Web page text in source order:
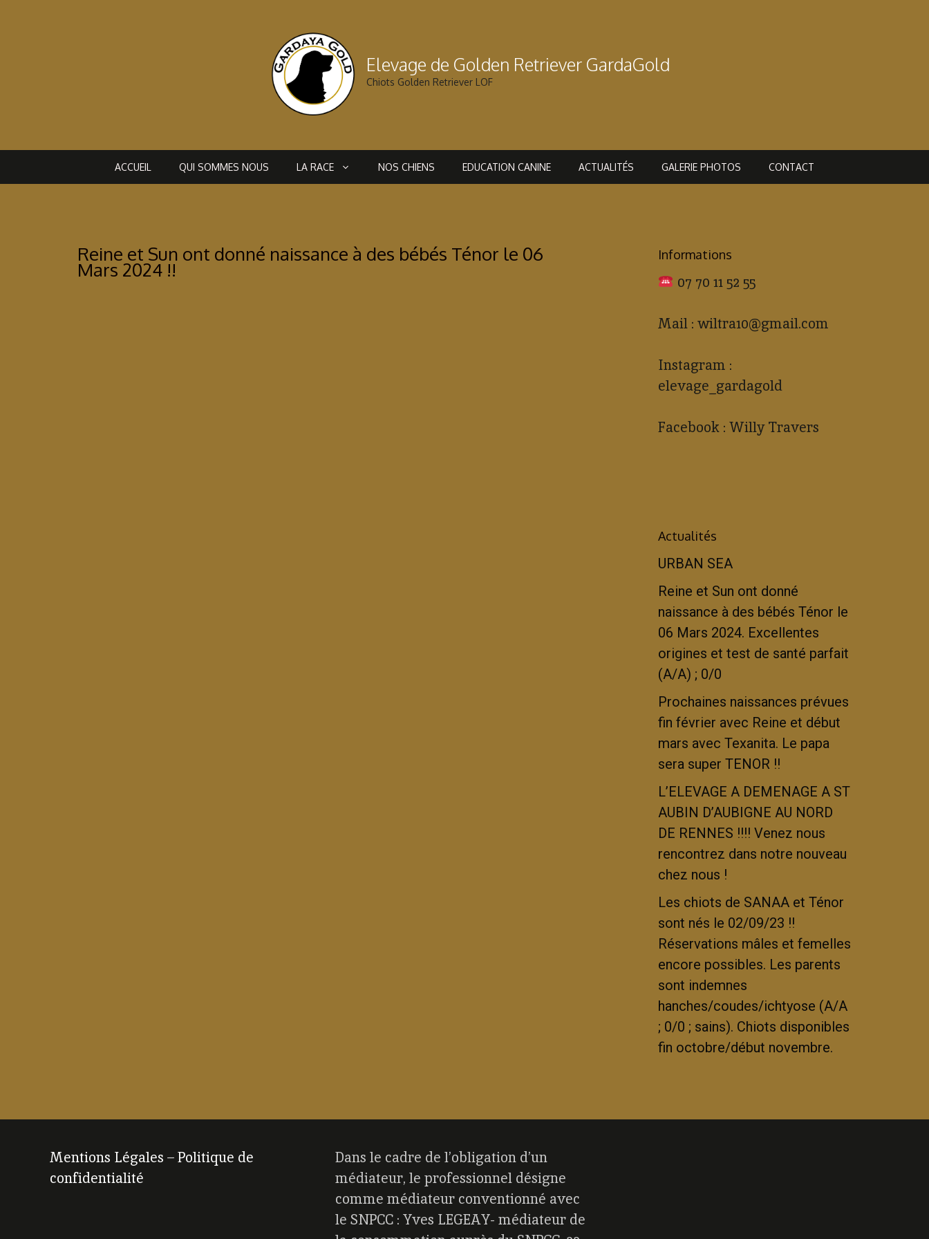
Elevage de Golden Retriever GardaGold
Chiots Golden Retriever LOF
ACCUEIL QUI SOMMES NOUS LA RACE NOS CHIENS EDUCATION CANINE ACTUALITÉS GALERIE PHOTOS CONTACT
Reine et Sun ont donné naissance à des bébés Ténor le 06
Mars 2024 !!
Informations
07 70 11 52 55
Mail : wiltra10@gmail.com
Instagram :
elevage_gardagold
Facebook : Willy Travers
Actualités
URBAN SEA
Reine et Sun ont donné
naissance à des bébés Ténor le
06 Mars 2024. Excellentes
origines et test de santé parfait
(A/A) ; 0/0
Prochaines naissances prévues
fin février avec Reine et début
mars avec Texanita. Le papa
sera super TENOR !!
L’ELEVAGE A DEMENAGE A ST
AUBIN D’AUBIGNE AU NORD
DE RENNES !!!! Venez nous
rencontrez dans notre nouveau
chez nous !
Les chiots de SANAA et Ténor
sont nés le 02/09/23 !!
Réservations mâles et femelles
encore possibles. Les parents
sont indemnes
hanches/coudes/ichtyose (A/A
; 0/0 ; sains). Chiots disponibles
fin octobre/début novembre.
Mentions Légales –Politique de
confidentialité
Dans le cadre de l’obligation d’un
médiateur, le professionnel désigne
comme médiateur conventionné avec
le SNPCC : Yves LEGEAY- médiateur de